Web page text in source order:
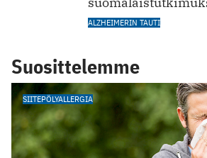
ALZHEIMERIN TAUTI
Suosittelemme
SIITEPÖLYALLERGIA